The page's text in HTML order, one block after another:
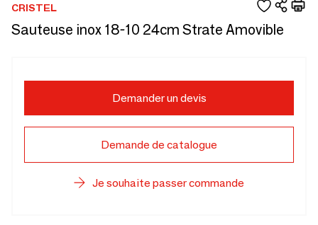
CRISTEL
Sauteuse inox 18-10 24cm Strate Amovible
Demander un devis
Demande de catalogue
Je souhaite passer commande